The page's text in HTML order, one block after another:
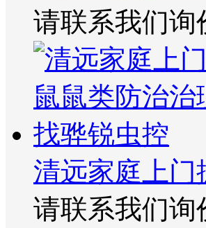
请联系我们询
清远家庭上门
请联系我们询